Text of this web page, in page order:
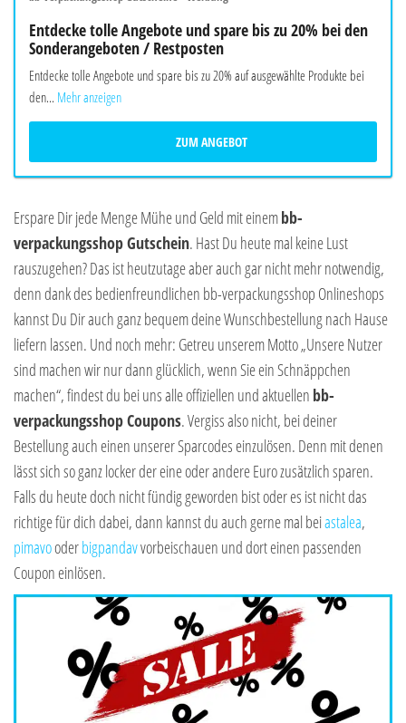
Entdecke tolle Angebote und spare bis zu 20% bei den
Sonderangeboten / Restposten
Entdecke tolle Angebote und spare bis zu 20% auf ausgewählte Produkte bei
den... Mehr anzeigen
ZUM ANGEBOT
Erspare Dir jede Menge Mühe und Geld mit einembb-
verpackungsshop Gutschein. Hast Du heute mal keine Lust
rauszugehen? Das ist heutzutage aber auch gar nicht mehr notwendig,
denn dank des bedienfreundlichen bb-verpackungsshop Onlineshops
kannst Du Dir auch ganz bequem deine Wunschbestellung nach Hause
liefern lassen. Und noch mehr: Getreu unserem Motto „Unsere Nutzer
sind machen wir nur dann glücklich, wenn Sie ein Schnäppchen
machen“, findest du bei uns alle offiziellen und aktuellen bb-
verpackungsshop Coupons. Vergiss also nicht, bei deiner
Bestellung auch einen unserer Sparcodes einzulösen. Denn mit denen
lässt sich so ganz locker der eine oder andere Euro zusätzlich sparen.
Falls du heute doch nicht fündig geworden bist oder es ist nicht das
richtige für dich dabei, dann kannst du auch gerne mal beiastalea,
pimavooderbigpandavvorbeischauen und dort einen passenden
Coupon einlösen.